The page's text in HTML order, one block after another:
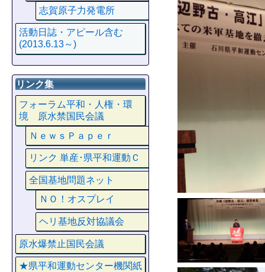
志賀原子力発電所
活動日誌・アピール含む
(2013.6.13～)
リンク集
フォーラム平和・人権・環
境 原水禁国民会議
ＮｅｗｓＰａｐｅｒ
リンク 単産･県平和運動Ｃ
全国基地問題ネット
ＮＯ！オスプレイ
ヘリ基地反対協議会
原水爆禁止国民会議
★県平和運動センター機関紙